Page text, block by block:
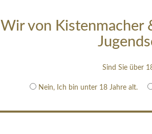
Wir von Kistenmacher
Sind Sie über
Nein, Ich bin unter 18 Jahre alt.